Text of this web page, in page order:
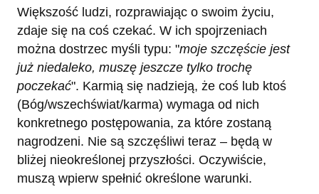
Większość ludzi, rozprawiając o swoim życiu,
zdaje się na coś czekać. W ich spojrzeniach
można dostrzec myśli typu: "moje szczęście jest
już niedaleko, muszę jeszcze tylko trochę
poczekać". Karmią się nadzieją, że coś lub ktoś
(Bóg/wszechświat/karma) wymaga od nich
konkretnego postępowania, za które zostaną
nagrodzeni. Nie są szczęśliwi teraz – będą w
bliżej nieokreślonej przyszłości. Oczywiście,
muszą wpierw spełnić określone warunki.